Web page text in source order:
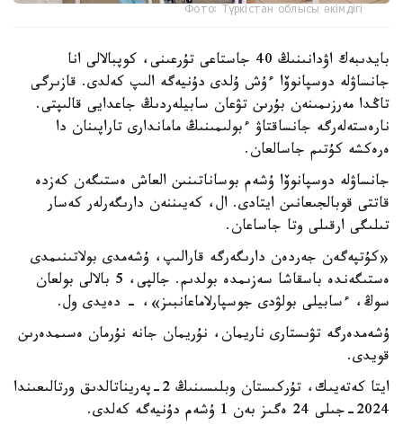
Фото: Түркістан облысы әкімдігі
بايدىبەك اۋدانىنىڭ 40 جاستاعى تۇرعىنى، كوپبالالى انا
جانساۋلە دوسپانوۆا ءۇش ۇلدى دۇنيەگە الىپ كەلدى. قازىرگى
تاڭدا مەرزىمىنەن بۇرىن تۋعان سابيلەردىڭ جاعدايى قالىپتى.
نارەستەلەرگە جانساقتاۋ ءبولىمىنىڭ ماماندارى تاراپىنان دا
ەرەكشە كۇتىم جاسالعان.
جانساۋلە دوسپانوۆا ۇشەم بوساناتىنىن العاش ەستىگەن كەزدە
قاتتى قوبالجىعانىن ايتادى. ال، كەيىننەن دارىگەرلەر كەسار
تىلىگى ارقىلى وتا جاساعان.
«كۇتپەگەن جەردەن دارىگەرگە قارالىپ، ۇشەمدى بولاتىنىمدى
ەستىگەندە باسقاشا سەزىمدە بولدىم. جالپى، 5 بالالى بولعان
سوڭ، ءسابيلى بولۋدى جوسپارلاماعانبىز»، - دەيدى ول.
ۇشەمدەرگە تۋىستارى ناريمان، نۇريمان جانە نۇرمان ەسىمدەرىن
قويدى.
ايتا كەتەيىك، تۇركىستان وبلىسىنىڭ 2-پەريناتالدىق ورتالىعىندا
2024-جىلى 24 ەگىز بەن 1 ۇشەم دۇنيەگە كەلدى.